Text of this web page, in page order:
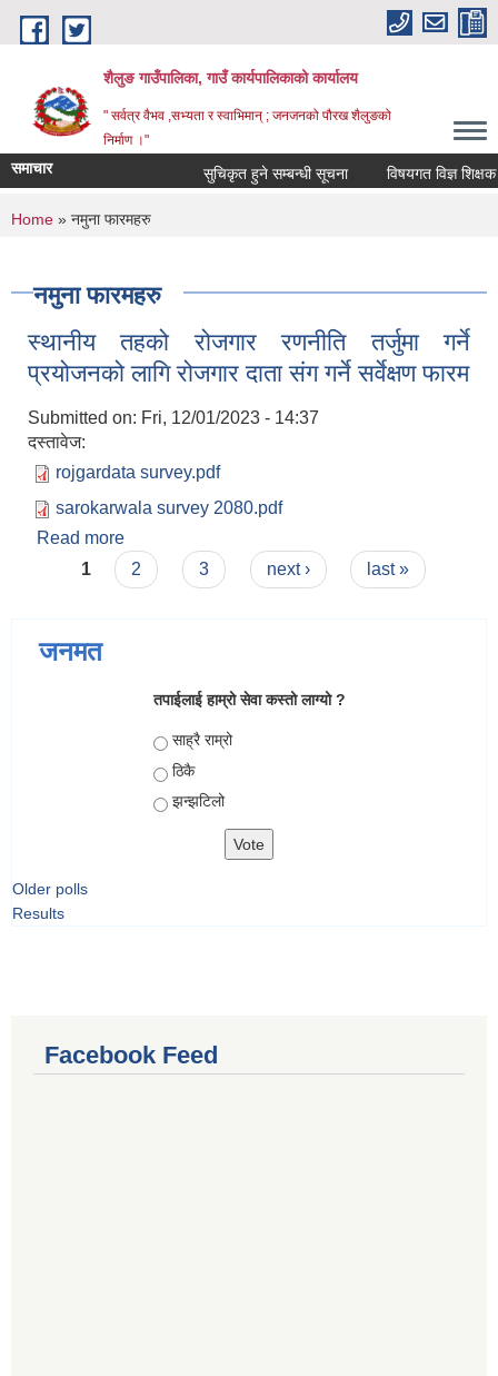
Skip to main content
शैलुङ गाउँपालिका, गाउँ कार्यपालिकाको कार्यालय
" सर्वत्र वैभव ,सभ्यता र स्वाभिमान् ; जनजनको पौरख शैलुङको
निर्माण ।"
समाचार सुचिकृत हुने सम्बन्धी सूचना विषयगत विज्ञ
You are here
Home » नमुना फारमहरु
नमुना फारमहरु
स्थानीय तहको रोजगार रणनीति तर्जुमा गर्ने
प्रयोजनको लागि रोजगार दाता संग गर्ने सर्वेक्षण फारम
Submitted on: Fri, 12/01/2023 - 14:37
दस्तावेज:
rojgardata survey.pdf
sarokarwala survey 2080.pdf
Read more
प्रयोजनको लागि रोजगार दाता संग गर्ने सर्वेक्षण फारम
Pages
1 2 3 next › last »
जनमत
तपाईलाई हाम्रो सेवा कस्तो लाग्यो ?
Choices
साह्रै राम्रो
ठिकै
झन्झटिलो
Older polls
Results
Facebook Feed